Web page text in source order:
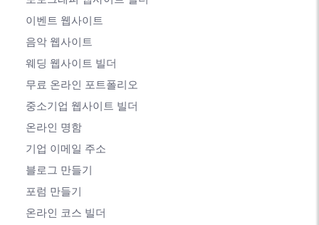
이벤트 웹사이트
음악 웹사이트
웨딩 웹사이트 빌더
무료 온라인 포트폴리오
중소기업 웹사이트 빌더
온라인 명함
기업 이메일 주소
블로그 만들기
포럼 만들기
온라인 코스 빌더